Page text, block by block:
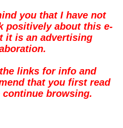
you that I have not
positively about this e-
it is an advertising
links for info and
that you first read
browsing.